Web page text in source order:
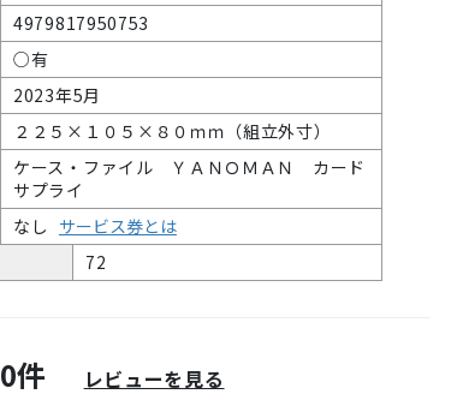
4979817950753
○有
2023年5月
２２５×１０５×８０ｍｍ（組立外寸）
ケース・ファイル ＹＡＮＯＭＡＮ カード
サプライ
なし サービス券とは
72
0件
レビューを見る